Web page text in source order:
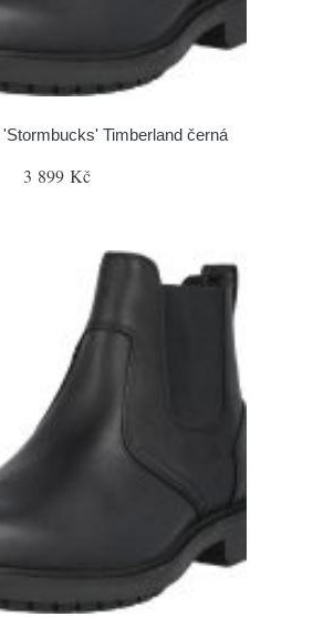
Timberland černá
3 899 Kč